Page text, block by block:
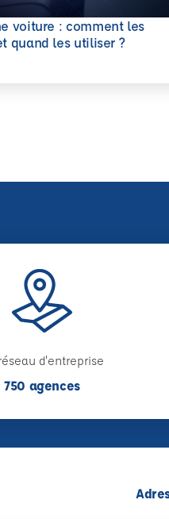
voiture : comment les
quand les utiliser ?
d'entreprise
750 agences